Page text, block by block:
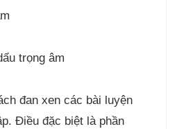
trọng âm
đan xen các bài luyện
Điều đặc biệt là phần